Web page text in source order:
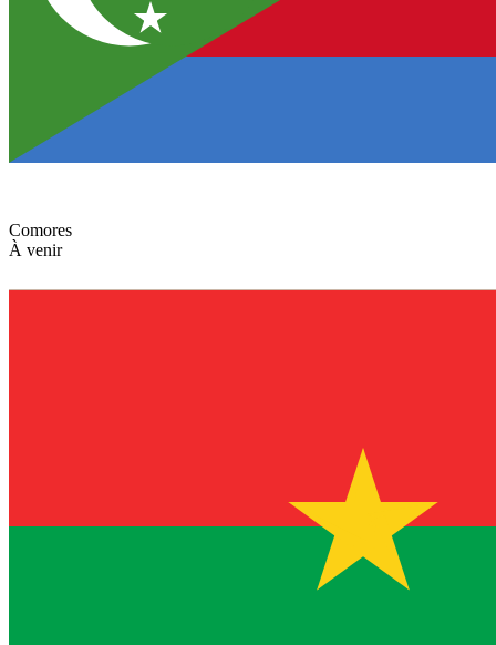
Comores
À venir